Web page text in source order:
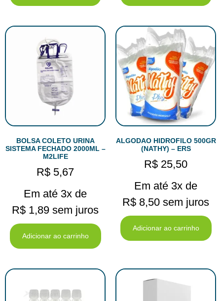
BOLSA COLETO URINA
SISTEMA FECHADO 2000ML –
M2LIFE
R$ 5,67
Em até 3x de
R$ 1,89 sem juros
Adicionar ao carrinho
ALGODAO HIDROFILO 500GR
(NATHY) – ERS
R$ 25,50
Em até 3x de
R$ 8,50 sem juros
Adicionar ao carrinho